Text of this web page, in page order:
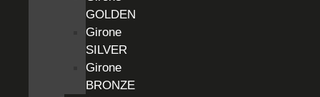
GOLDEN
Girone
SILVER
Girone
BRONZE